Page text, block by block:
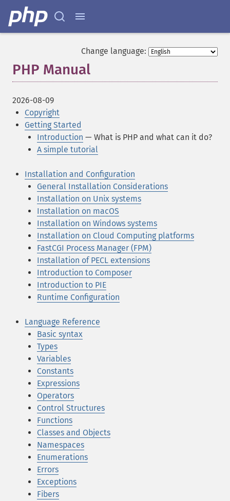
Change language:
PHP Manual
2026-08-09
Copyright
Getting Started
Introduction — What is PHP and what can it do?
A simple tutorial
Installation and Configuration
General Installation Considerations
Installation on Unix systems
Installation on macOS
Installation on Windows systems
Installation on Cloud Computing platforms
FastCGI Process Manager (FPM)
Installation of PECL extensions
Introduction to Composer
Introduction to PIE
Runtime Configuration
Language Reference
Basic syntax
Types
Variables
Constants
Expressions
Operators
Control Structures
Functions
Classes and Objects
Namespaces
Enumerations
Errors
Exceptions
Fibers